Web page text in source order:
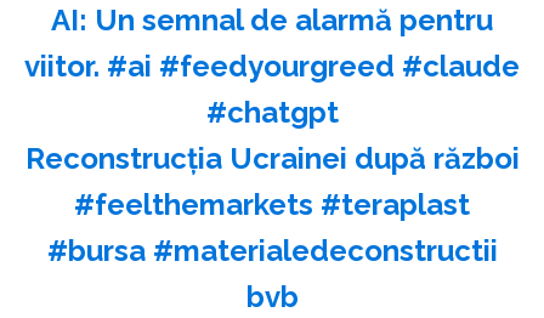
AI: Un semnal de alarmă pentru
viitor. #ai #feedyourgreed #claude
#chatgpt
Reconstrucția Ucrainei după război
#feelthemarkets #teraplast
#bursa #materialedeconstructii
bvb